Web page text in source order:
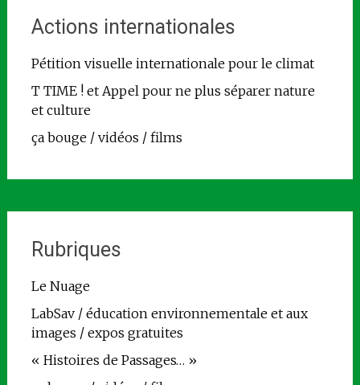
Actions internationales
Pétition visuelle internationale pour le climat
T TIME ! et Appel pour ne plus séparer nature
et culture
ça bouge / vidéos / films
Rubriques
Le Nuage
LabSav / éducation environnementale et aux
images / expos gratuites
« Histoires de Passages… »